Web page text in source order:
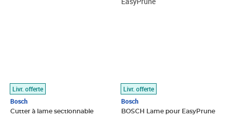
Livr. offerte
Bosch
Cutter à lame sectionnable
Livr. offerte
Bosch
BOSCH Lame pour EasyPrune